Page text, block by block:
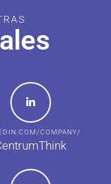
COMPANY/